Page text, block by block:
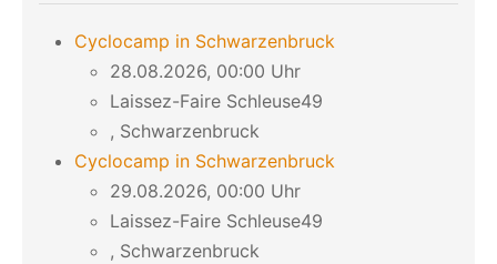
Cyclocamp in Schwarzenbruck
28.08.2026, 00:00 Uhr
Laissez-Faire Schleuse49
, Schwarzenbruck
Cyclocamp in Schwarzenbruck
29.08.2026, 00:00 Uhr
Laissez-Faire Schleuse49
, Schwarzenbruck